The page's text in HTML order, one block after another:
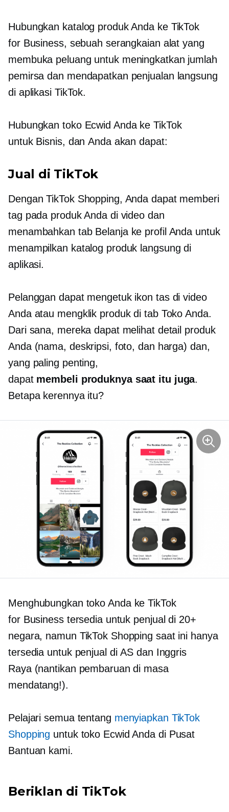
Hubungkan katalog produk Anda ke TikTok
for Business, sebuah serangkaian alat yang
membuka peluang untuk meningkatkan jumlah
pemirsa dan mendapatkan penjualan langsung
di aplikasi TikTok.
Hubungkan toko Ecwid Anda ke TikTok
untuk Bisnis, dan Anda akan dapat:
Jual di TikTok
Dengan TikTok Shopping, Anda dapat memberi
tag pada produk Anda di video dan
menambahkan tab Belanja ke profil Anda untuk
menampilkan katalog produk langsung di
aplikasi.
Pelanggan dapat mengetuk ikon tas di video
Anda atau mengklik produk di tab Toko Anda.
Dari sana, mereka dapat melihat detail produk
Anda (nama, deskripsi, foto, dan harga) dan,
yang paling penting,
dapat membeli produknya saat itu juga.
Betapa kerennya itu?
​Menghubungkan toko Anda ke TikTok
for Business tersedia untuk penjual di 20+
negara, namun TikTok Shopping saat ini hanya
tersedia untuk penjual di AS dan Inggris
Raya (nantikan pembaruan di masa
mendatang!).
Pelajari semua tentang menyiapkan TikTok
Shopping untuk toko Ecwid Anda di Pusat
Bantuan kami.
Beriklan di TikTok